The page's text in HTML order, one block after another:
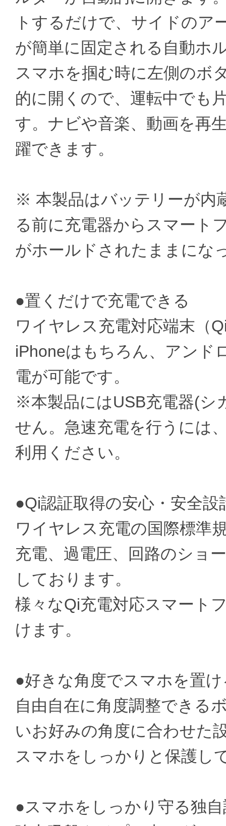
トするだけで、サイドのア
が簡単に固定される自動ホ
スマホを掴む時に左側のボ
的に開くので、運転中でも
す。ナビや音楽、動画を再
躍できます。
※ 本製品はバッテリーが内
る前に充電器からスマート
がホールドされたままにな
●置くだけで充電できる
ワイヤレス充電対応端末（
iPhoneはもちろん、アンド
電が可能です。
※本製品にはUSB充電器(シ
せん。急速充電を行うには
利用ください。
●Qi認証取得の安心・安全設
ワイヤレス充電の国際標準
充電、過電圧、回路のショ
しております。
様々なQi充電対応スマート
けます。
●好きな角度でスマホを置
自由自在に角度調整できる
いお好みの角度に合わせた
スマホをしっかりと保護し
●スマホをしっかり守る独